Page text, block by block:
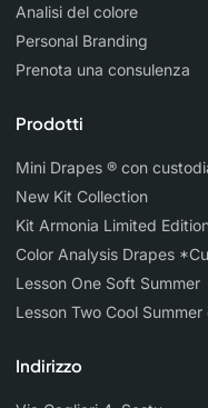
Analisi del colore
Personal Branding
Prenota una consulenza
Prodotti
Mini Drapes ® con
New Kit Collection
Kit Armonia Limited
Color Analysis Drapes
Lesson One Soft Summer
Lesson Two Cool
Indirizzo